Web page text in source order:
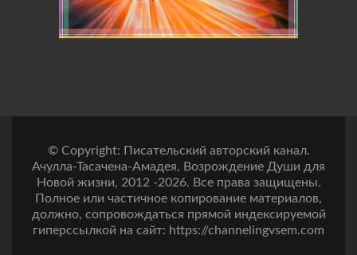
© Copyright: Писательский авторский канал.
Ачулла-Тасачена-Амадея, Возрождение Души для
Новой жизни, 2012 -2026. Все права защищены.
Полное или частичное копирование материалов,
должно, сопровождаться прямой индексируемой
гиперссылкой на сайт: https://channelingvsem.com